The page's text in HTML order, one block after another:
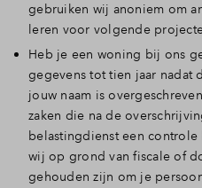
gebruiken wij anoniem om
leren voor volgende
Heb je een woning bij ons
gegevens tot tien jaar nadat
jouw naam is
zaken die na de
belastingdienst een
wij op grond van fiscale of
gehouden zijn om je